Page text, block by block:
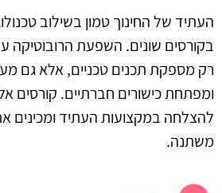
העתיד של החינוך טמון בשילוב
בקורסים שונים. השפעת הרובוטיקה
רק מספקת תכנים טכניים, אלא גם
ומפתחת כישורים חברתיים. קורסים
להצלחה במקצועות העתיד ומכינים
משתנה.